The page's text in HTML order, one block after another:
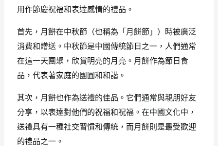
用作節慶祝福和表達感情的禮品。
首先，月餅在中秋節（也稱為「月餅節」）時被廣泛
消費和贈送。中秋節是中國傳統節日之一，人們通常
在這一天團聚，欣賞明亮的月亮。月餅作為節日食
品，代表著家庭的團圓和和諧。
其次，月餅也作為送禮的佳品。它們通常與親朋好友
分享，以表達對他們的祝福和祝福。在中國文化中，
送禮具有一種社交習慣和傳統，而月餅則是最受歡迎
的禮品之一。